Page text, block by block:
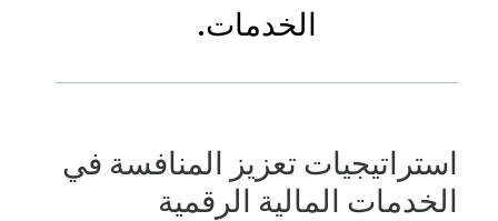
الخدمات.
استراتيجيات تعزيز المنافسة في
الخدمات المالية الرقمية